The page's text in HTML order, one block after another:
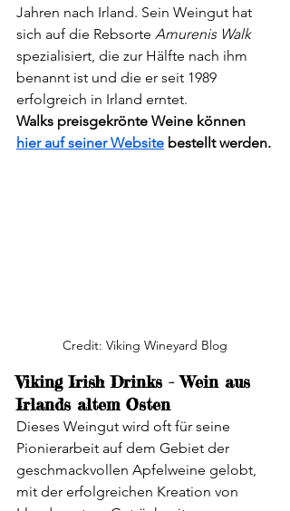
Jahren nach Irland. Sein Weingut hat
sich auf die Rebsorte Amurenis Walk
spezialisiert, die zur Hälfte nach ihm
benannt ist und die er seit 1989
erfolgreich in Irland erntet.
Walks preisgekrönte Weine können
hier auf seiner Website bestellt werden.
Credit: Viking Wineyard Blog
Viking Irish Drinks - Wein aus
Irlands altem Osten
Dieses Weingut wird oft für seine
Pionierarbeit auf dem Gebiet der
geschmackvollen Apfelweine gelobt,
mit der erfolgreichen Kreation von